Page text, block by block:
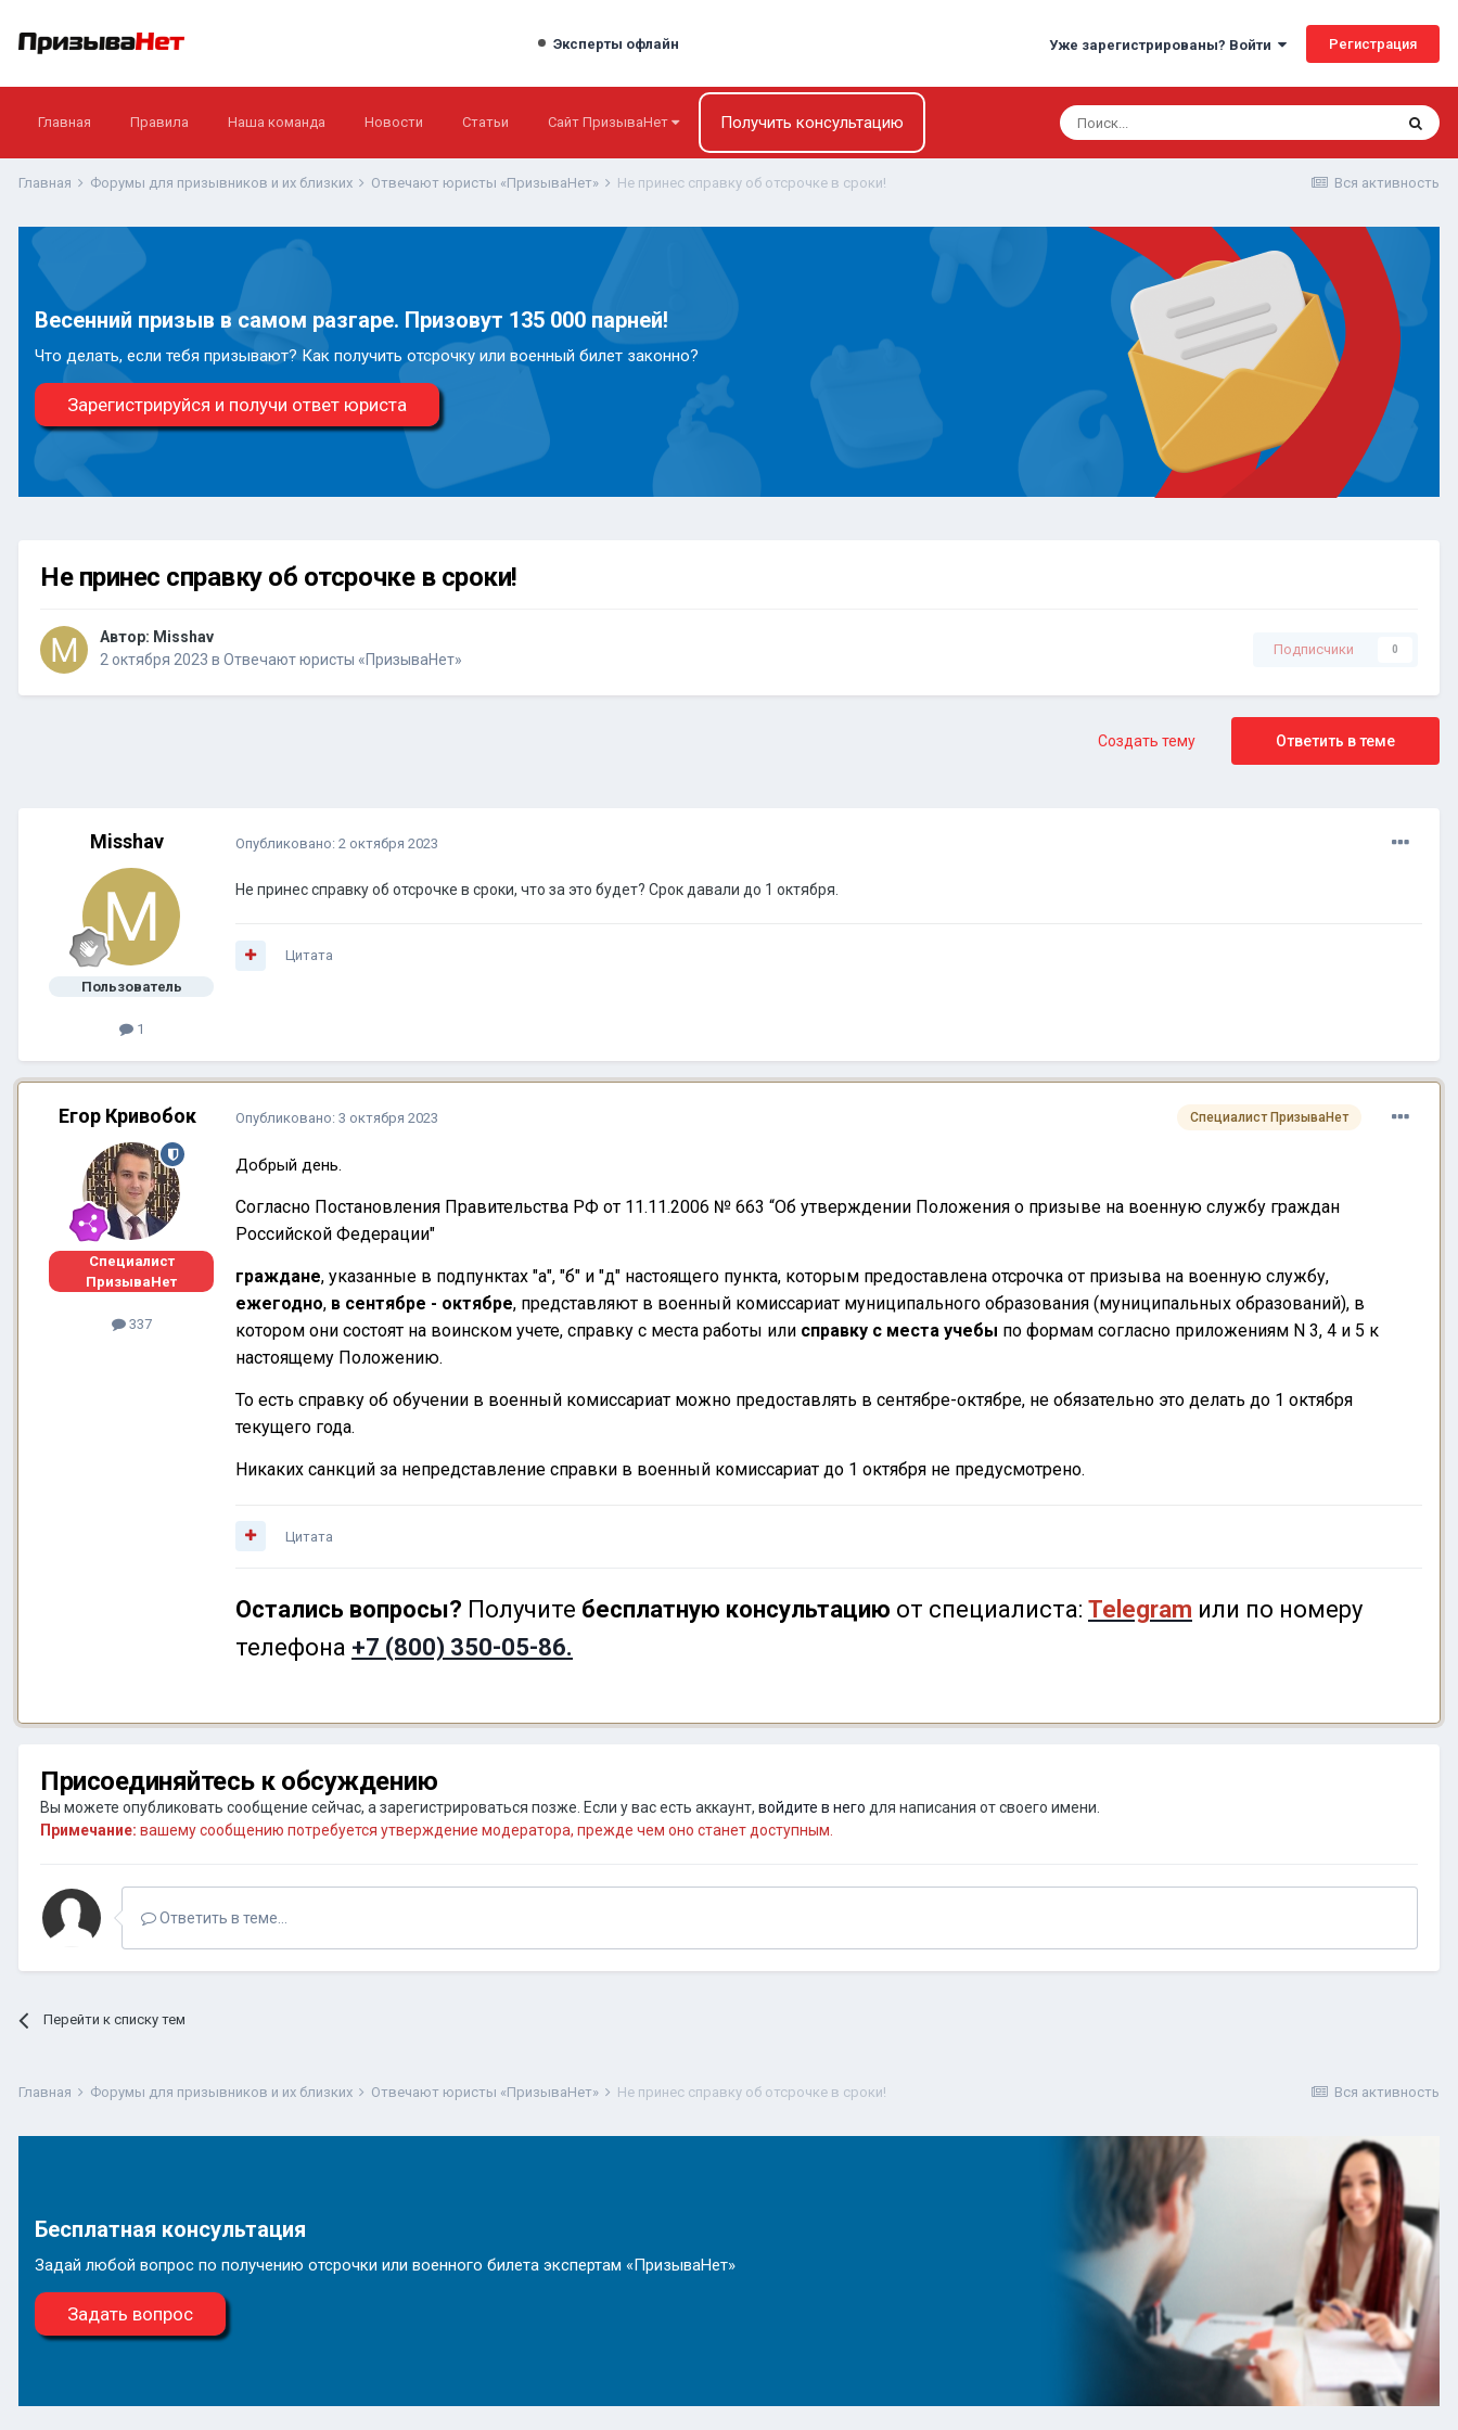
Эксперты офлайн Уже зарегистрированы? Войти Регистрация
Главная Правила Наша команда Новости Статьи Сайт ПризываНет Получить консультацию
Вся активность
Главная Форумы для призывников и их близких Отвечают юристы «ПризываНет» Не принес справку об отсрочке в сроки!
Весенний призыв в самом разгаре. Призовут 135 000 парней!
Что делать, если тебя призывают? Как получить отсрочку или военный билет законно?
Зарегистрируйся и получи ответ юриста
Не принес справку об отсрочке в сроки!
Автор: Misshav
2 октября 2023 в Отвечают юристы «ПризываНет»
Подписчики 0
Ответить в теме
Создать тему
Misshav
Пользователь
1
Опубликовано: 2 октября 2023
Не принес справку об отсрочке в сроки, что за это будет? Срок давали до 1 октября.
Цитата
Егор Кривобок
Специалист
ПризываНет
337
Специалист ПризываНет
Опубликовано: 3 октября 2023
Добрый день.
Согласно Постановления Правительства РФ от 11.11.2006 № 663 “Об утверждении Положения о призыве на военную службу граждан
Российской Федерации"
граждане, указанные в подпунктах "а", "б" и "д" настоящего пункта, которым предоставлена отсрочка от призыва на военную службу,
ежегодно, в сентябре - октябре, представляют в военный комиссариат муниципального образования (муниципальных образований), в
котором они состоят на воинском учете, справку с места работы или справку с места учебы по формам согласно приложениям N 3, 4 и 5 к
настоящему Положению.
То есть справку об обучении в военный комиссариат можно предоставлять в сентябре-октябре, не обязательно это делать до 1 октября
текущего года.
Никаких санкций за непредставление справки в военный комиссариат до 1 октября не предусмотрено.
Цитата
Остались вопросы? Получите бесплатную консультацию от специалиста: Telegram или по номеру
телефона +7 (800) 350-05-86.
Присоединяйтесь к обсуждению
Вы можете опубликовать сообщение сейчас, а зарегистрироваться позже. Если у вас есть аккаунт, войдите в него для написания от своего имени.
Примечание: вашему сообщению потребуется утверждение модератора, прежде чем оно станет доступным.
Ответить в теме...
Перейти к списку тем
Вся активность
Главная Форумы для призывников и их близких Отвечают юристы «ПризываНет» Не принес справку об отсрочке в сроки!
Бесплатная консультация
Задай любой вопрос по получению отсрочки или военного билета экспертам «ПризываНет»
Задать вопрос